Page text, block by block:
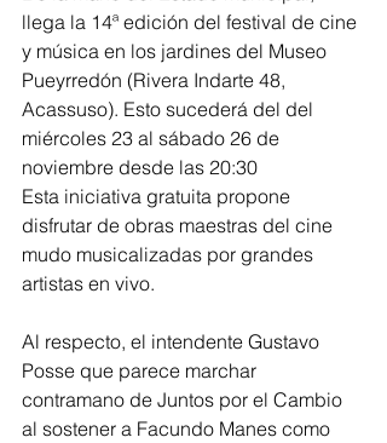
llega la 14ª edición del festival de cine
y música en los jardines del Museo
Pueyrredón (Rivera Indarte 48,
Acassuso). Esto sucederá del del
miércoles 23 al sábado 26 de
noviembre desde las 20:30
Esta iniciativa gratuita propone
disfrutar de obras maestras del cine
mudo musicalizadas por grandes
artistas en vivo.
Al respecto, el intendente Gustavo
Posse que parece marchar
contramano de Juntos por el Cambio
al sostener a Facundo Manes como